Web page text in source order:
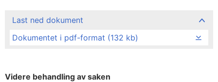
Last ned dokument
Dokumentet i pdf-format (132 kb)
Videre behandling av saken